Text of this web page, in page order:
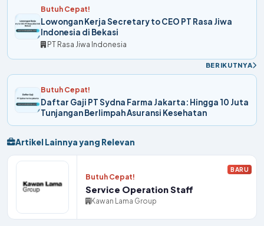
Butuh Cepat!
Lowongan Kerja Secretary to CEO PT Rasa Jiwa
Indonesia di Bekasi
PT Rasa Jiwa Indonesia
BERIKUTNYA
Butuh Cepat!
Daftar Gaji PT Sydna Farma Jakarta: Hingga 10 Juta
Tunjangan Berlimpah Asuransi Kesehatan
Artikel Lainnya yang Relevan
Butuh Cepat!
Service Operation Staff
Kawan Lama Group
BARU